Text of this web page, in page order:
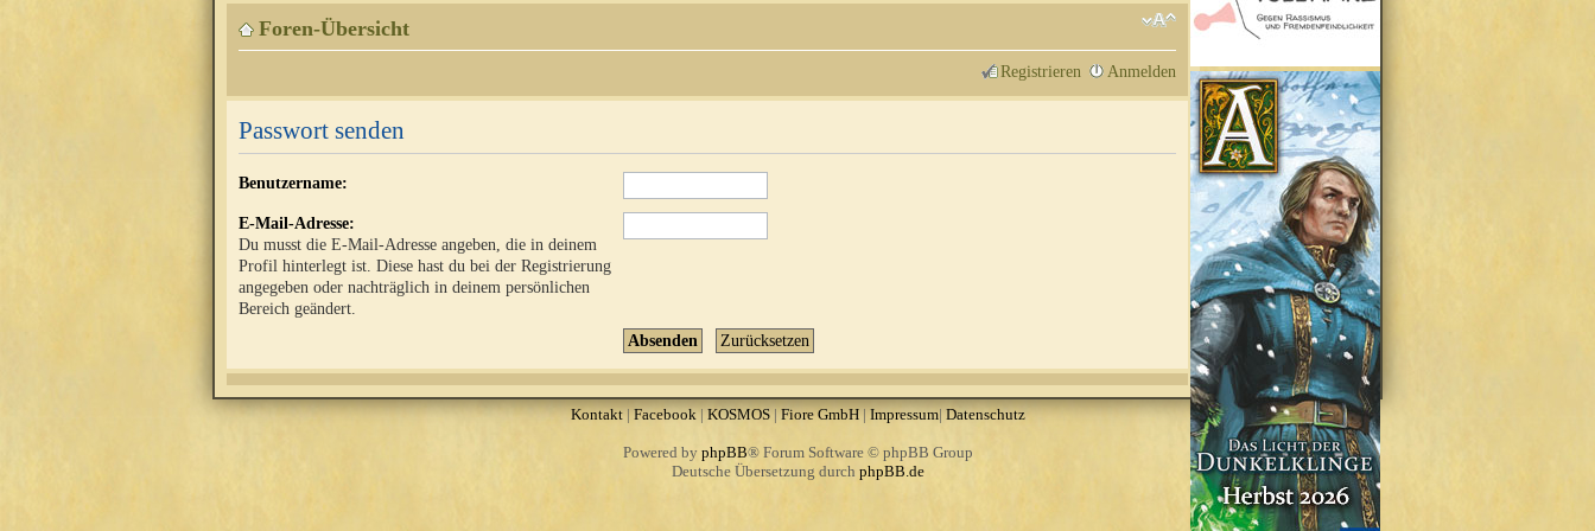
Foren-Übersicht
Registrieren Anmelden
Passwort senden
Benutzername:
E-Mail-Adresse:
Du musst die E-Mail-Adresse angeben, die in deinem
Profil hinterlegt ist. Diese hast du bei der Registrierung
angegeben oder nachträglich in deinem persönlichen
Bereich geändert.
Kontakt|Facebook | KOSMOS| Fiore GmbH| Impressum| Datenschutz
Powered by phpBB® Forum Software © phpBB Group
Deutsche Übersetzung durch phpBB.de